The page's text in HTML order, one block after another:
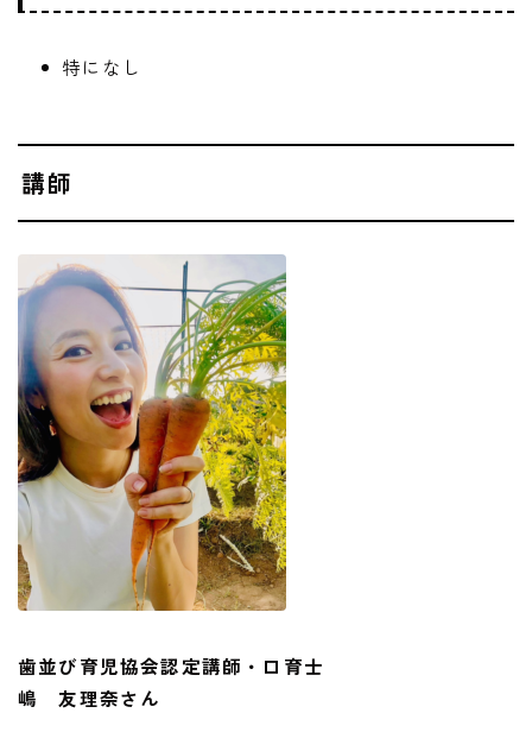
特になし
講師
歯並び育児協会認定講師・口育士
嶋 友理奈さん